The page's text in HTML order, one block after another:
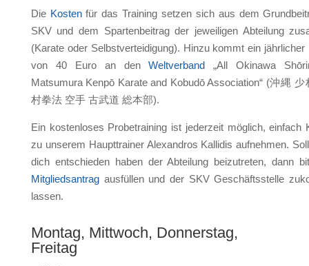
Die Kostenfür das Training setzen sich aus dem
SKV und dem Spartenbeitrag der jeweiligen Abteilung
(Karate oder Selbstverteidigung). Hinzu kommt ein jährlicher
von 40 Euro an denWeltverband „All Okinawa
Matsumura Kenpō Karate and Kobudō Association“ (沖縄
村拳法 空手 古武道 総本部).
Ein kostenloses Probetraining ist jederzeit möglich, einfach
zu unserem Haupttrainer Alexandros Kallidis aufnehmen.
dich entschieden haben der Abteilung beizutreten, dann
Mitgliedsantragausfüllen und der SKV Geschäftsstelle
lassen.
Montag, Mittwoch, Donnerstag,
Freitag